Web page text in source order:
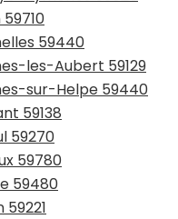
59440
les-Aubert 59129
sur-Helpe 59440
59138
59270
59780
59480